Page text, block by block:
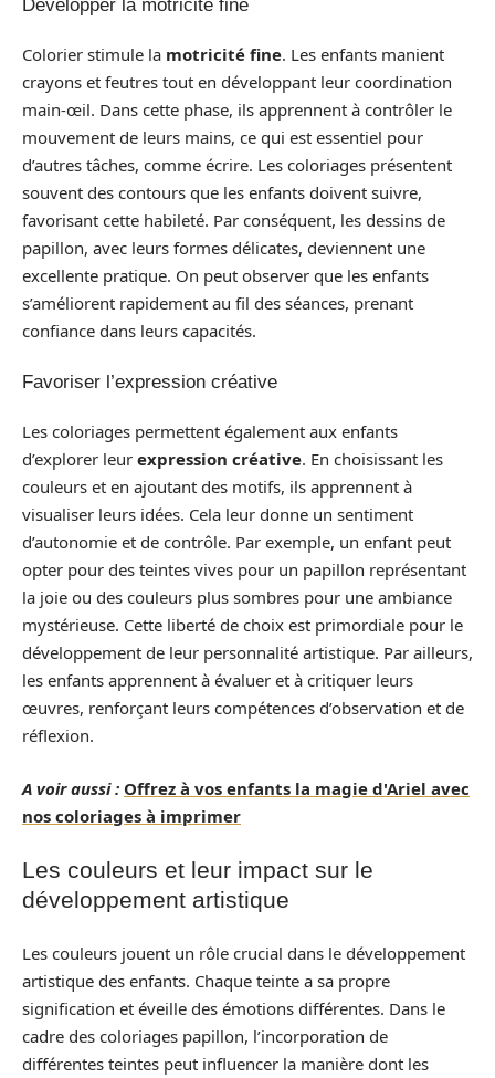
Développer la motricité fine
Colorier stimule la motricité fine. Les enfants manient
crayons et feutres tout en développant leur coordination
main-œil. Dans cette phase, ils apprennent à contrôler le
mouvement de leurs mains, ce qui est essentiel pour
d’autres tâches, comme écrire. Les coloriages présentent
souvent des contours que les enfants doivent suivre,
favorisant cette habileté. Par conséquent, les dessins de
papillon, avec leurs formes délicates, deviennent une
excellente pratique. On peut observer que les enfants
s’améliorent rapidement au fil des séances, prenant
confiance dans leurs capacités.
Favoriser l’expression créative
Les coloriages permettent également aux enfants
d’explorer leur expression créative. En choisissant les
couleurs et en ajoutant des motifs, ils apprennent à
visualiser leurs idées. Cela leur donne un sentiment
d’autonomie et de contrôle. Par exemple, un enfant peut
opter pour des teintes vives pour un papillon représentant
la joie ou des couleurs plus sombres pour une ambiance
mystérieuse. Cette liberté de choix est primordiale pour le
développement de leur personnalité artistique. Par ailleurs,
les enfants apprennent à évaluer et à critiquer leurs
œuvres, renforçant leurs compétences d’observation et de
réflexion.
A voir aussi : Offrez à vos enfants la magie d'Ariel avec
nos coloriages à imprimer
Les couleurs et leur impact sur le
développement artistique
Les couleurs jouent un rôle crucial dans le développement
artistique des enfants. Chaque teinte a sa propre
signification et éveille des émotions différentes. Dans le
cadre des coloriages papillon, l’incorporation de
différentes teintes peut influencer la manière dont les